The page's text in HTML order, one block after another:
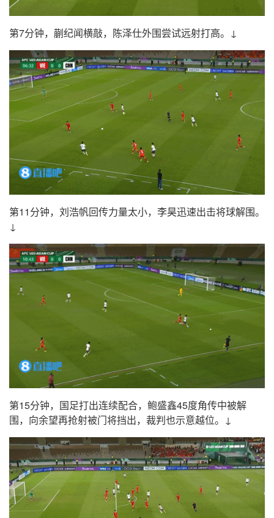
第7分钟，蒯纪闻横敲，陈泽仕外围尝试远射打高。↓
第11分钟，刘浩帆回传力量太小，李昊迅速出击将球解围。
↓
第15分钟，国足打出连续配合，鲍盛鑫45度角传中被解
围，向余望再抢射被门将挡出，裁判也示意越位。↓